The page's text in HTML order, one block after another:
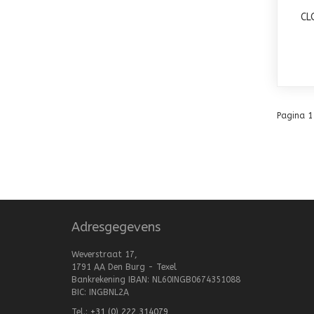
Pagina
Adresgegevens
Weverstraat 17,
1791 AA Den Burg - Texel
Bankrekening IBAN: NL60INGB0674351088
BIC: INGBNL2A
Tel.: +31 (0) 222 314079